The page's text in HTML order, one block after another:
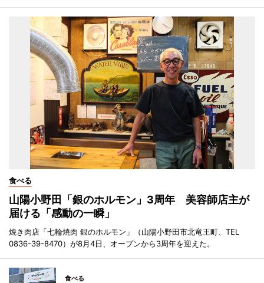
食べる
山陽小野田「銀のホルモン」3周年 美容師店主が
届ける「感動の一瞬」
焼き肉店「七輪焼肉 銀のホルモン」（山陽小野田市北竜王町、TEL
0836-39-8470）が8月4日、オープンから3周年を迎えた。
食べる